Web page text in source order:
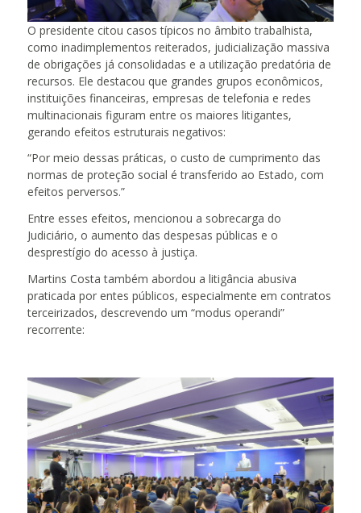
O presidente citou casos típicos no âmbito trabalhista,
como inadimplementos reiterados, judicialização massiva
de obrigações já consolidadas e a utilização predatória de
recursos. Ele destacou que grandes grupos econômicos,
instituições financeiras, empresas de telefonia e redes
multinacionais figuram entre os maiores litigantes,
gerando efeitos estruturais negativos:
“Por meio dessas práticas, o custo de cumprimento das
normas de proteção social é transferido ao Estado, com
efeitos perversos.”
Entre esses efeitos, mencionou a sobrecarga do
Judiciário, o aumento das despesas públicas e o
desprestígio do acesso à justiça.
Martins Costa também abordou a litigância abusiva
praticada por entes públicos, especialmente em contratos
terceirizados, descrevendo um “modus operandi”
recorrente: